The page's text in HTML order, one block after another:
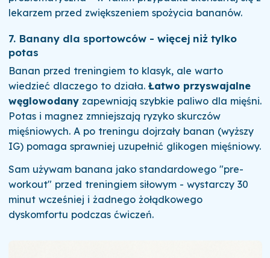
lekarzem przed zwiększeniem spożycia bananów.
7. Banany dla sportowców - więcej niż tylko
potas
Banan przed treningiem to klasyk, ale warto
wiedzieć dlaczego to działa. Łatwo przyswajalne
węglowodanyzapewniają szybkie paliwo dla mięśni.
Potas i magnez zmniejszają ryzyko skurczów
mięśniowych. A po treningu dojrzały banan (wyższy
IG) pomaga sprawniej uzupełnić glikogen mięśniowy.
Sam używam banana jako standardowego "pre-
workout" przed treningiem siłowym - wystarczy 30
minut wcześniej i żadnego żołądkowego
dyskomfortu podczas ćwiczeń.